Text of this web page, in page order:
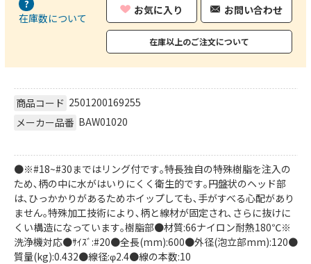
在庫数について
お気に入り お問い合わせ
在庫以上のご注文について
商品コード 2501200169255
メーカー品番 BAW01020
●※#18~#30まではリング付です｡特長独自の特殊樹脂を注入の
ため､柄の中に水がはいりにくく衛生的です｡円盤状のヘッド部
は､ひっかかりがあるためホイップしても､手がすべる心配があり
ません｡特殊加工技術により､柄と線材が固定され､さらに抜けに
くい構造になっています｡樹脂部●材質:66ナイロン耐熱180℃※
洗浄機対応●ｻｲｽﾞ:#20●全長(mm):600●外径(泡立部mm):120●
質量(kg):0.432●線径:φ2.4●線の本数:10